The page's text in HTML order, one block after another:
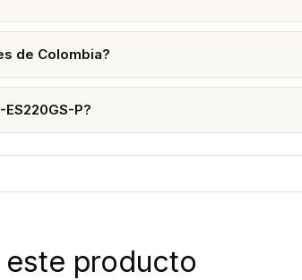
de Colombia?
P?
producto